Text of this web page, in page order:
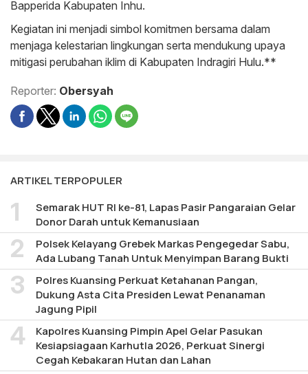
Bapperida Kabupaten Inhu.
Kegiatan ini menjadi simbol komitmen bersama dalam
menjaga kelestarian lingkungan serta mendukung upaya
mitigasi perubahan iklim di Kabupaten Indragiri Hulu.**
Reporter: Obersyah
ARTIKEL TERPOPULER
Semarak HUT RI ke-81, Lapas Pasir Pangaraian Gelar
Donor Darah untuk Kemanusiaan
Polsek Kelayang Grebek Markas Pengegedar Sabu,
Ada Lubang Tanah Untuk Menyimpan Barang Bukti
Polres Kuansing Perkuat Ketahanan Pangan,
Dukung Asta Cita Presiden Lewat Penanaman
Jagung Pipil
Kapolres Kuansing Pimpin Apel Gelar Pasukan
Kesiapsiagaan Karhutla 2026, Perkuat Sinergi
Cegah Kebakaran Hutan dan Lahan